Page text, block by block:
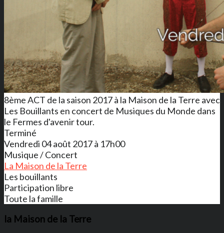
8ème ACT de la saison 2017 à la Maison de la Terre avec
Les Bouillants en concert de Musiques du Monde dans
le Fermes d'avenir tour.
Terminé
Vendredi 04 août 2017 à 17h00
Musique / Concert
La Maison de la Terre
Les bouillants
Participation libre
Toute la famille
la Maison de la Terre